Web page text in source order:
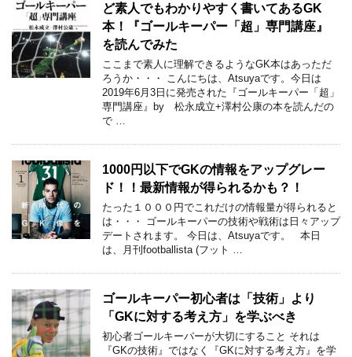
ど素人でもわかりやすく書いてあるGK
本！『ゴールキーパー「超」専門講座』
を読んでみた
ここまで素人に理解できるようなGK本はあっただ
ろうか・・・ こんにちは、Atsuyaです。今日は
2019年6月3日に発売された『ゴールキーパー「超」
専門講座』by 松永成立+澤村公康の本を読んだの
で …
1000円以下でGKの情報をアップグレー
ド！！最新情報が得られるかも？！
たった１０００円でこれだけの情報量が得られると
は・・・ ゴールキーパーの技術や戦術は日々アップ
デートされます。 今日は、Atsuyaです。 本日
は、月刊footballista (フット …
ゴールキーパー初心者は「技術」より
「GKに対する考え方」を学ぶべき
初心者ゴールキーパーが大切にすること それは
『GKの技術』ではなく『GKに対する考え方』を学